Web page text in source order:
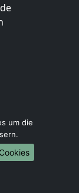
Main
um die